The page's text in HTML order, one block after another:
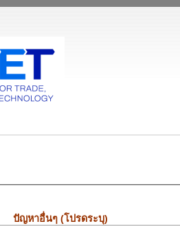
ปัญหาอื่นๆ (โปรดระบุ)